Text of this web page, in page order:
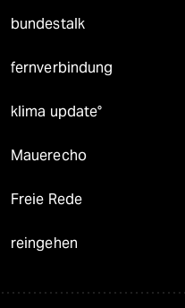
bundestalk
fernverbindung
klima update°
Mauerecho
Freie Rede
reingehen